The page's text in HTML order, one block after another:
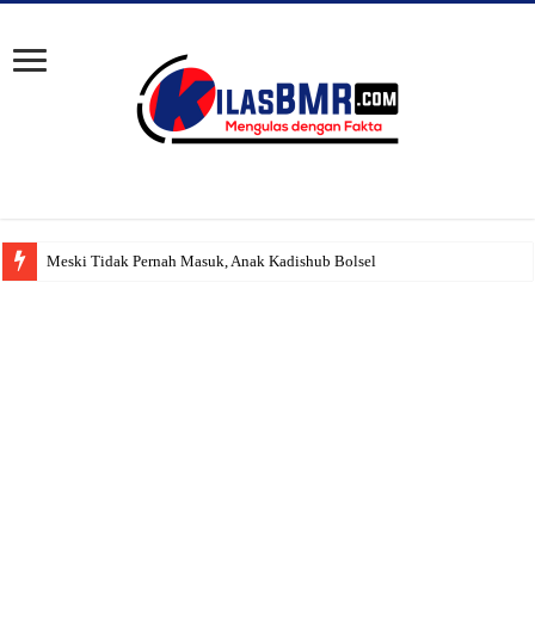
Meski Tidak Pernah Masuk, Anak Kadishub Bolsel ‘Diduga’ Tetap Teri